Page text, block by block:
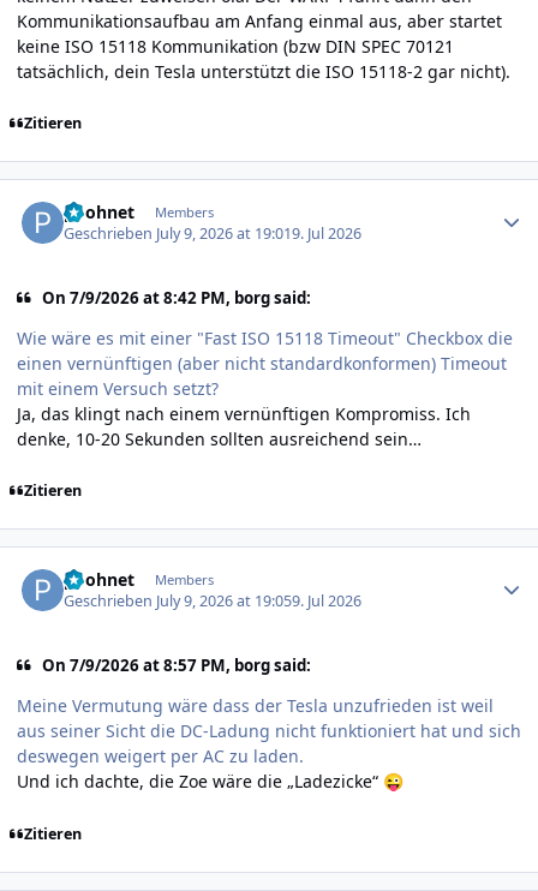
Kommunikationsaufbau am Anfang einmal aus, aber startet
keine ISO 15118 Kommunikation (bzw DIN SPEC 70121
tatsächlich, dein Tesla unterstützt die ISO 15118-2 gar nicht).
Zitieren
poohnet Members
Geschrieben July 9, 2026 at 19:019. Jul 2026
On 7/9/2026 at 8:42 PM, borg said:
Wie wäre es mit einer "Fast ISO 15118 Timeout" Checkbox die
einen vernünftigen (aber nicht standardkonformen) Timeout
mit einem Versuch setzt?
Ja, das klingt nach einem vernünftigen Kompromiss. Ich
denke, 10-20 Sekunden sollten ausreichend sein…
Zitieren
poohnet Members
Geschrieben July 9, 2026 at 19:059. Jul 2026
On 7/9/2026 at 8:57 PM, borg said:
Meine Vermutung wäre dass der Tesla unzufrieden ist weil
aus seiner Sicht die DC-Ladung nicht funktioniert hat und sich
deswegen weigert per AC zu laden.
Und ich dachte, die Zoe wäre die „Ladezicke“ 😜
Zitieren